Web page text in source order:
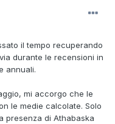
il tempo recuperando
durante le recensioni in
annuali.
mi accorgo che le
le medie calcolate. Solo
presenza di Athabaska